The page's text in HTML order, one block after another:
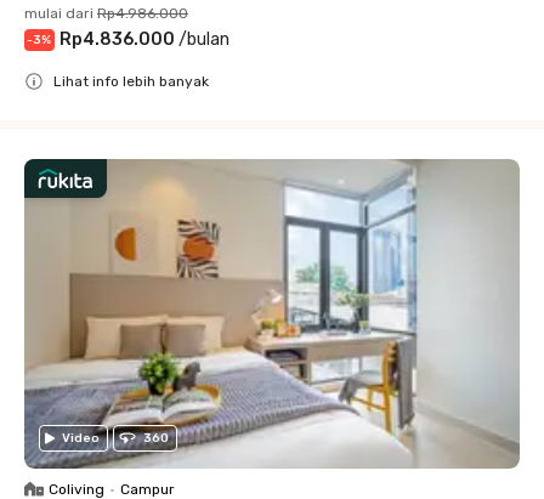
mulai dari Rp4.986.000
-3% Rp4.836.000 /bulan
Lihat info lebih banyak
Video 360
Coliving • Campur